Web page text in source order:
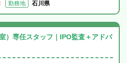
勤務地 石川県
）専任スタッフ｜IPO監査＋アドバ